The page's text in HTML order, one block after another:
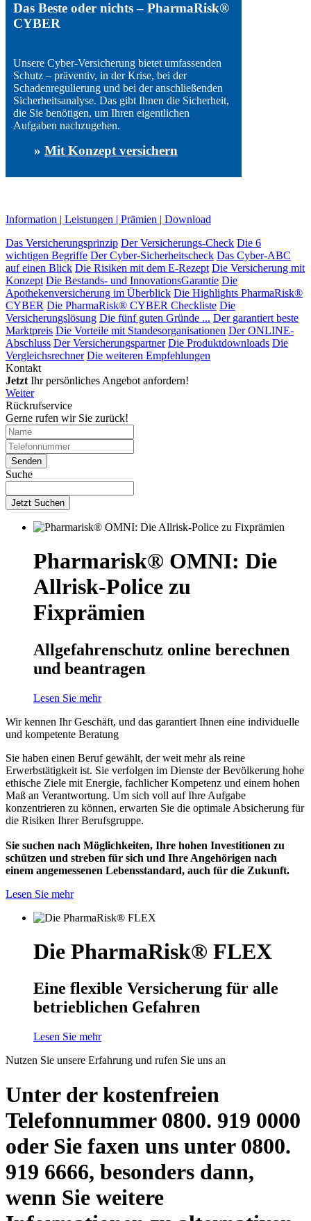
Das Beste oder nichts – PharmaRisk®
CYBER
Unsere Cyber-Versicherung bietet umfassenden
Schutz – präventiv, in der Krise, bei der
Schadenregulierung und bei der anschließenden
Sicherheitsanalyse. Das gibt Ihnen die Sicherheit,
die Sie benötigen, um Ihren eigentlichen
Aufgaben nachzugehen.
» Mit Konzept versichern
Information | Leistungen | Prämien | Download
Das Versicherungsprinzip Der Versicherungs-Check Die 6
wichtigen Begriffe Der Cyber-Sicher­heits­check Das Cyber-ABC
auf einen Blick Die Risiken mit dem E-Rezept Die Versicherung mit
Konzept Die Bestands- und InnovationsGarantie Die
Apothekenversicherung im Überblick Die Highlights PharmaRisk®
CYBER Die PharmaRisk® CYBER Checkliste Die
Versicherungslösung Die fünf guten Gründe ... Der garantiert beste
Marktpreis Die Vorteile mit Standesorganisationen Der ONLINE-
Abschluss Der Versicherungspartner Die Produktdownloads Die
Vergleichsrechner Die weiteren Empfehlungen
Kontakt
Jetzt Ihr persönliches Angebot anfordern!
Weiter
Rückrufservice
Gerne rufen wir Sie zurück!
Suche
Jetzt Suchen
Pharmarisk® OMNI: Die
Allrisk-Police zu
Fixprämien
Allgefahrenschutz online berechnen
und beantragen
Lesen Sie mehr
Wir kennen Ihr Geschäft, und das garantiert Ihnen eine individuelle
und kompetente Beratung
Sie haben einen Beruf gewählt, der weit mehr als reine
Erwerbstätigkeit ist. Sie verfolgen im Dienste der Bevölkerung hohe
ethische Ziele mit Energie, fachlicher Kompetenz und einem hohen
Maß an Verantwortung. Um sich voll auf Ihre Aufgabe
konzentrieren zu können, erwarten Sie die optimale Absicherung für
die Risiken Ihrer Berufsgruppe.
Sie suchen nach Möglichkeiten, Ihre hohen Investitionen zu
schützen und streben für sich und Ihre Angehörigen nach
einem angemessenen Lebensstandard, auch für die Zukunft.
Lesen Sie mehr
Die PharmaRisk® FLEX
Eine flexible Versicherung für alle
betrieblichen Gefahren
Lesen Sie mehr
Nutzen Sie unsere Erfahrung und rufen Sie uns an
Unter der kostenfreien
Telefonnummer 0800. 919 0000
oder Sie faxen uns unter 0800.
919 6666, besonders dann,
wenn Sie weitere